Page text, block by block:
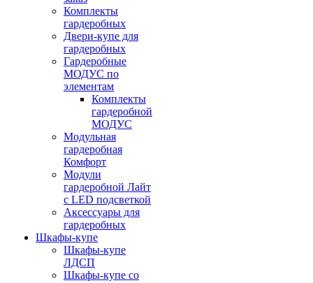
Комплекты
гардеробных
Двери-купе для
гардеробных
Гардеробные
МОДУС по
элементам
Комплекты
гардеробной
МОДУС
Модульная
гардеробная
Комфорт
Модули
гардеробной Лайт
с LED подсветкой
Аксессуары для
гардеробных
Шкафы-купе
Шкафы-купе
ЛДСП
Шкафы-купе со